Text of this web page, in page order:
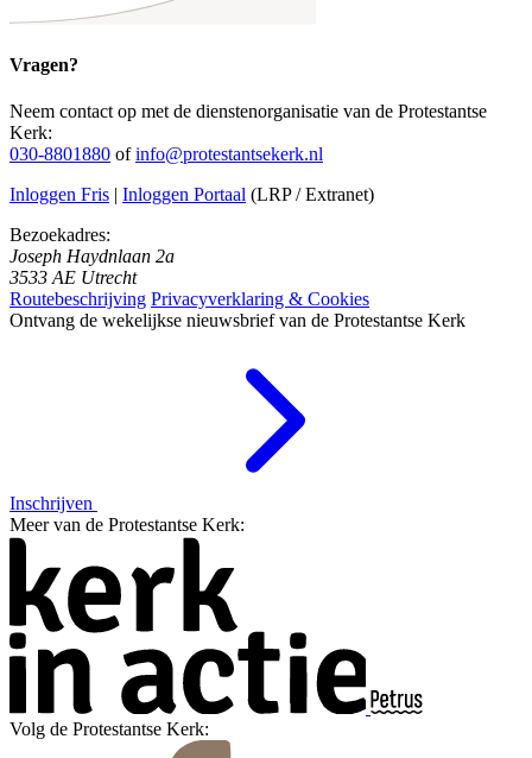
Vragen?
Neem contact op met de dienstenorganisatie van de Protestantse
Kerk:
030-8801880 ofinfo@protestantsekerk.nl
Inloggen Fris | Inloggen Portaal (LRP / Extranet)
Bezoekadres:
Joseph Haydnlaan 2a
3533 AE Utrecht
Routebeschrijving Privacyverklaring & Cookies
Ontvang de wekelijkse nieuwsbrief van de Protestantse Kerk
Inschrijven
Meer van de Protestantse Kerk:
Volg de Protestantse Kerk: